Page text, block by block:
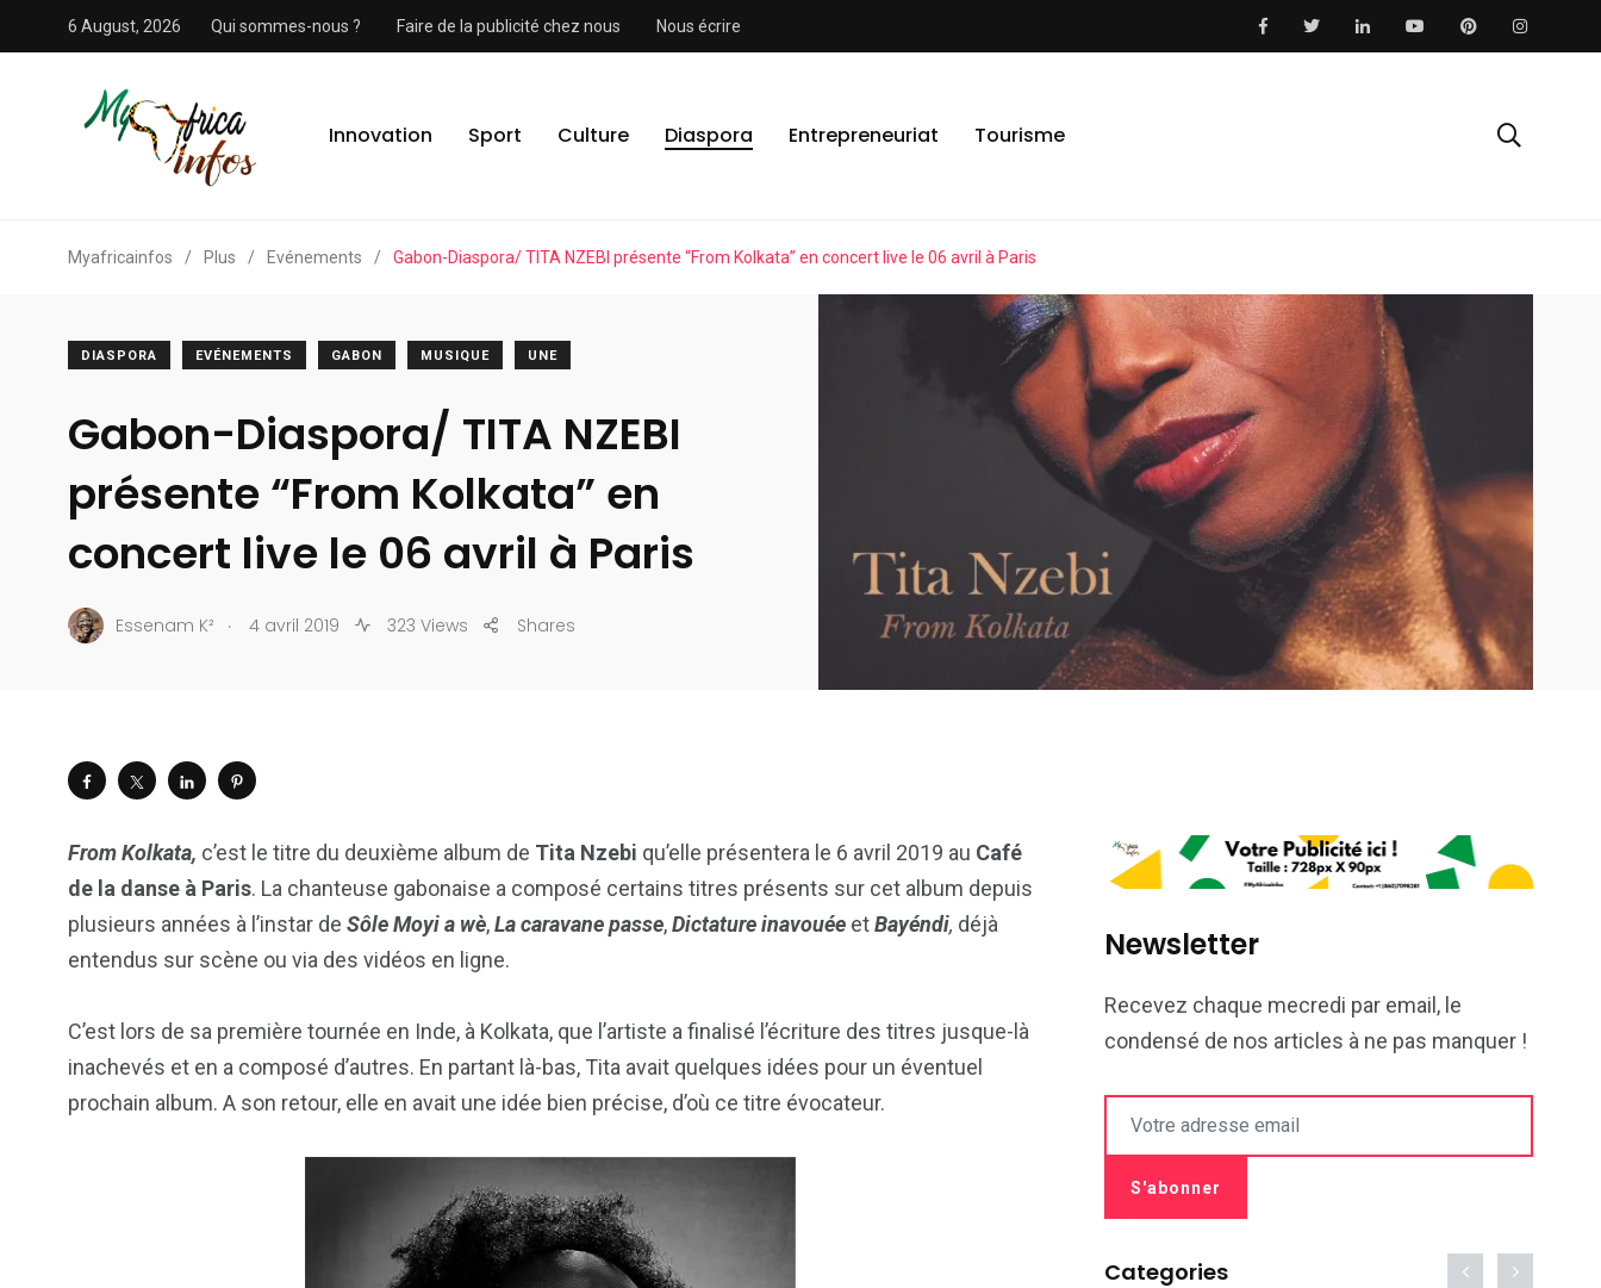
6 August, 2026 Qui sommes-nous ? Faire de la publicité chez nous Nous écrire
Innovation Sport Culture Diaspora Entrepreneuriat Tourisme
Myafricainfos / Plus / Evénements / Gabon-Diaspora/ TITA NZEBI présente “From Kolkata” en concert live le 06 avril à Paris
DIASPORA EVÉNEMENTS GABON MUSIQUE UNE
Gabon-Diaspora/ TITA NZEBI
présente “From Kolkata” en
concert live le 06 avril à Paris
Essenam K² . 4 avril 2019 323 Views Shares
From Kolkata, c’est le titre du deuxième album de Tita Nzebi qu’elle présentera le 6 avril 2019 au Café
de la danse à Paris. La chanteuse gabonaise a composé certains titres présents sur cet album depuis
plusieurs années à l’instar de Sôle Moyi a wè,La caravane passe,Dictature inavouée etBayéndi, déjà
entendus sur scène ou via des vidéos en ligne.
C’est lors de sa première tournée en Inde, à Kolkata, que l’artiste a finalisé l’écriture des titres jusque-là
inachevés et en a composé d’autres. En partant là-bas, Tita avait quelques idées pour un éventuel
prochain album. A son retour, elle en avait une idée bien précise, d’où ce titre évocateur.
Newsletter
Recevez chaque mecredi par email, le
condensé de nos articles à ne pas manquer !
Categories